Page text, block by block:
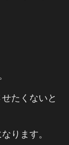
たくないと
ります。